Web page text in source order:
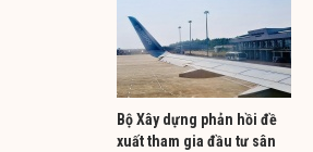
Bộ Xây dựng phản hồi đề
xuất tham gia đầu tư sân